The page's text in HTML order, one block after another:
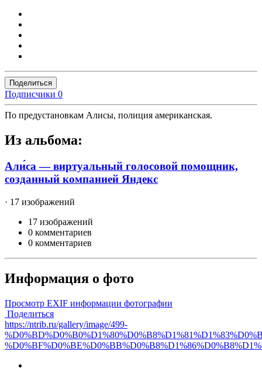
Поделиться
Подписчики 0
По предустановкам Алисы, полиция американская.
Из альбома:
Али́са — виртуальный голосовой помощник,
созданный компанией Яндекс
· 17 изображений
17 изображений
0 комментариев
0 комментариев
Информация о фото
Просмотр EXIF информации фотографии
Поделиться
https://ntrib.ru/gallery/image/499-